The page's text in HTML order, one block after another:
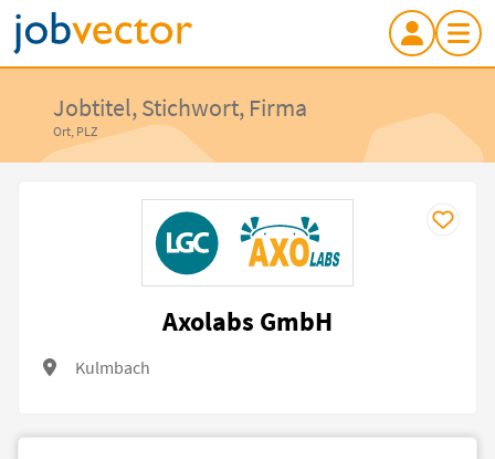
Jobtitel, Stichwort, Firma
Ort, PLZ
Axolabs GmbH
Kulmbach